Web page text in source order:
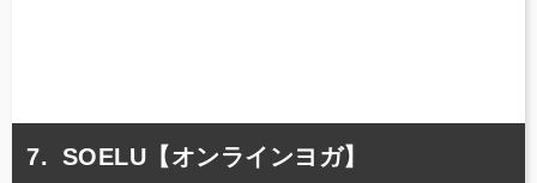
SOELU【オンラインヨガ】